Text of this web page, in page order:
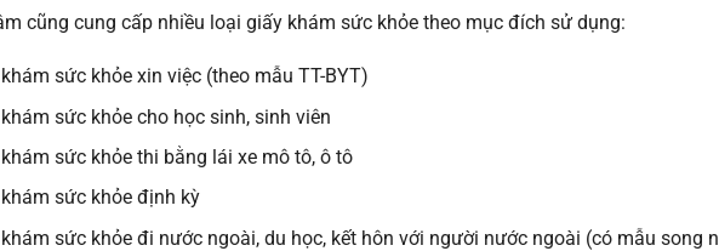
cũng cung cấp nhiều loại giấy khám sức khỏe theo mục đích sử dụng:
sức khỏe xin việc (theo mẫu TT-BYT)
sức khỏe cho học sinh, sinh viên
sức khỏe thi bằng lái xe mô tô, ô tô
sức khỏe định kỳ
sức khỏe đi nước ngoài, du học, kết hôn với người nước ngoài (có mẫu song